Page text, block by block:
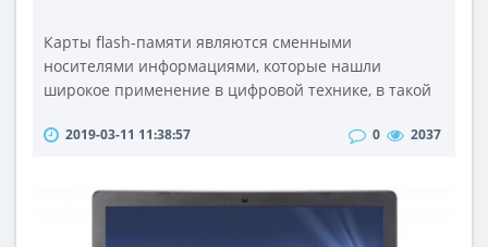
Карты flash-памяти являются сменными
носителями информациями, которые нашли
широкое применение в цифровой технике, в такой
диктофоны, mp3 плееры, мобильные телефоны,
навигаторы, цифровые фоторамки. Бывают такие
случаи,что встроенной памяти того или иного
устройства не хватает для хранения информации, в
2019-03-11 11:38:57 0 2037